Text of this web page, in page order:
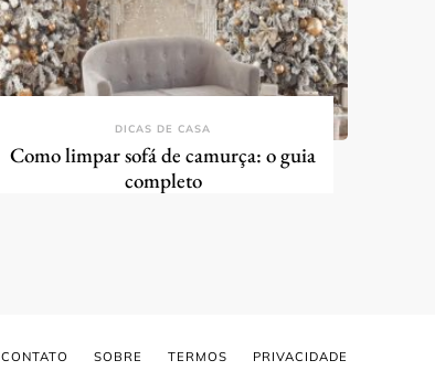
DICAS DE CASA
Como limpar sofá de camurça: o guia
completo
CONTATO SOBRE TERMOS PRIVACIDADE